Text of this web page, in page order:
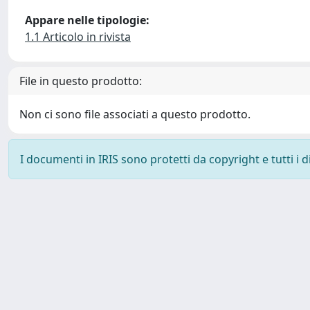
Appare nelle tipologie:
1.1 Articolo in rivista
File in questo prodotto:
Non ci sono file associati a questo prodotto.
I documenti in IRIS sono protetti da copyright e tutti i